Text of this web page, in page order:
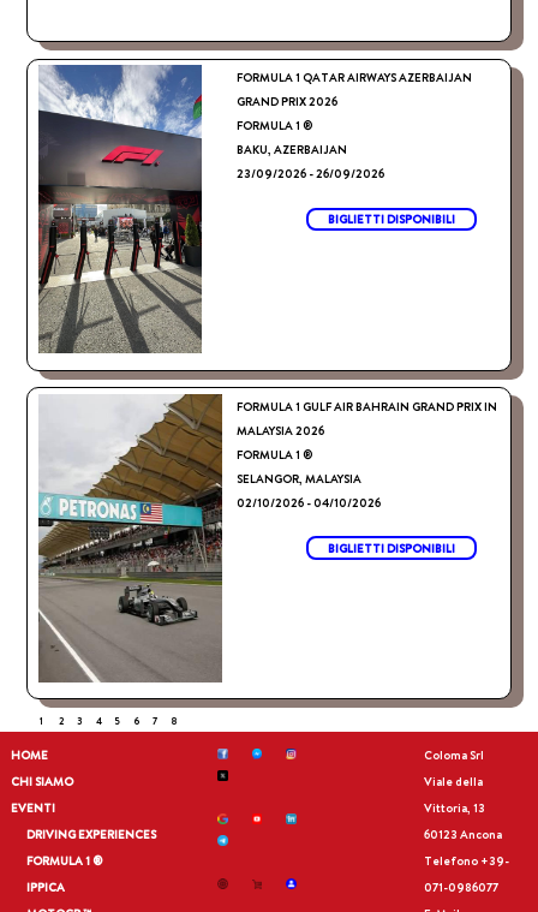
FORMULA 1 QATAR AIRWAYS AZERBAIJAN
GRAND PRIX 2026
FORMULA 1 ®
BAKU, AZERBAIJAN
23/09/2026 - 26/09/2026
BIGLIETTI DISPONIBILI
FORMULA 1 GULF AIR BAHRAIN GRAND PRIX IN
MALAYSIA 2026
FORMULA 1 ®
SELANGOR, MALAYSIA
02/10/2026 - 04/10/2026
BIGLIETTI DISPONIBILI
1 2 3 4 5 6 7 8
HOME
CHI SIAMO
EVENTI
DRIVING EXPERIENCES
FORMULA 1 ®
IPPICA
Coloma Srl
Viale della
Vittoria, 13
60123 Ancona
Telefono +39-
071-0986077